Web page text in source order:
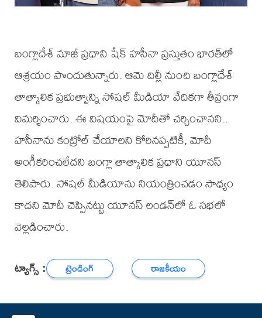
బంగ్లాదేశ్‌ మాజీ ప్రధాని షేక్‌ హసీనా ప్రస్తుతం భారత్‌లో
ఆశ్రయం పొందుతున్నారు. ఆమె దిల్లీ నుంచి బంగ్లాదేశ్
తాత్కాలిక ప్రభుత్వాన్ని సోషల్ మీడియా వేదికగా తీవ్రంగా
విమర్శించారు. ఈ విషయంపై మోదీతో చర్చించానని..
హసీనాను కంట్రోల్ చేయాలని కోరినప్పటికీ, మోదీ
అంగీకరించలేదని బంగ్లా తాత్కాలిక ప్రధాని యూనస్‌
తెలిపారు. సోషల్ మీడియాను నియంత్రించడం సాధ్యం
కాదని మోదీ చెప్పినట్టు యూనస్‌ లండన్‌లో ఓ సభలో
వెల్లడించారు.
ట్యాగ్స్ : ట్రెండింగ్ రాజకీయం